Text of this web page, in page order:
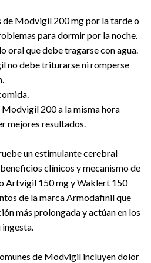
Modvigil 200 mg por la tarde o
para dormir por la noche.
oral que debe tragarse con agua.
no debe triturarse ni romperse
200 a la misma hora
mejores resultados.
un estimulante cerebral
clínicos y mecanismo de
Artvigil 150 mg y Waklert 150
de la marca Armodafinil que
más prolongada y actúan en los
ingesta.
de Modvigil incluyen dolor